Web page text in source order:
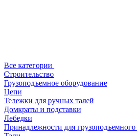
Все категории
Строительство
Грузоподъемное оборудование
Цепи
Тележки для ручных талей
Домкраты и подставки
Лебедки
Принадлежности для грузоподъемного